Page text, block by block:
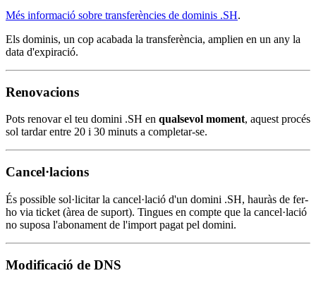
Més informació sobre transferències de dominis .SH.
Els dominis, un cop acabada la transferència, amplien en un any la
data d'expiració.
Renovacions
Pots renovar el teu domini .SH en qualsevol moment, aquest procés
sol tardar entre 20 i 30 minuts a completar-se.
Cancel·lacions
És possible sol·licitar la cancel·lació d'un domini .SH, hauràs de fer-
ho via ticket (àrea de suport). Tingues en compte que la cancel·lació
no suposa l'abonament de l'import pagat pel domini.
Modificació de DNS